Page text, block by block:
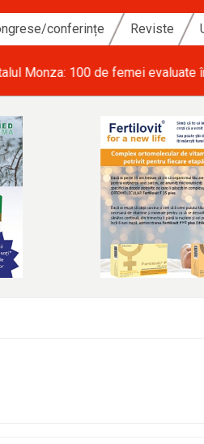
conferințe Reviste
de personal din ATI și